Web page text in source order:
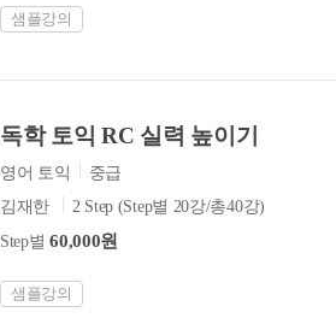
샘플강의
독학 토익 RC 실력 높이기
영어 토익
중급
김재한
2 Step (Step별 20강/총40강)
Step별60,000원
샘플강의